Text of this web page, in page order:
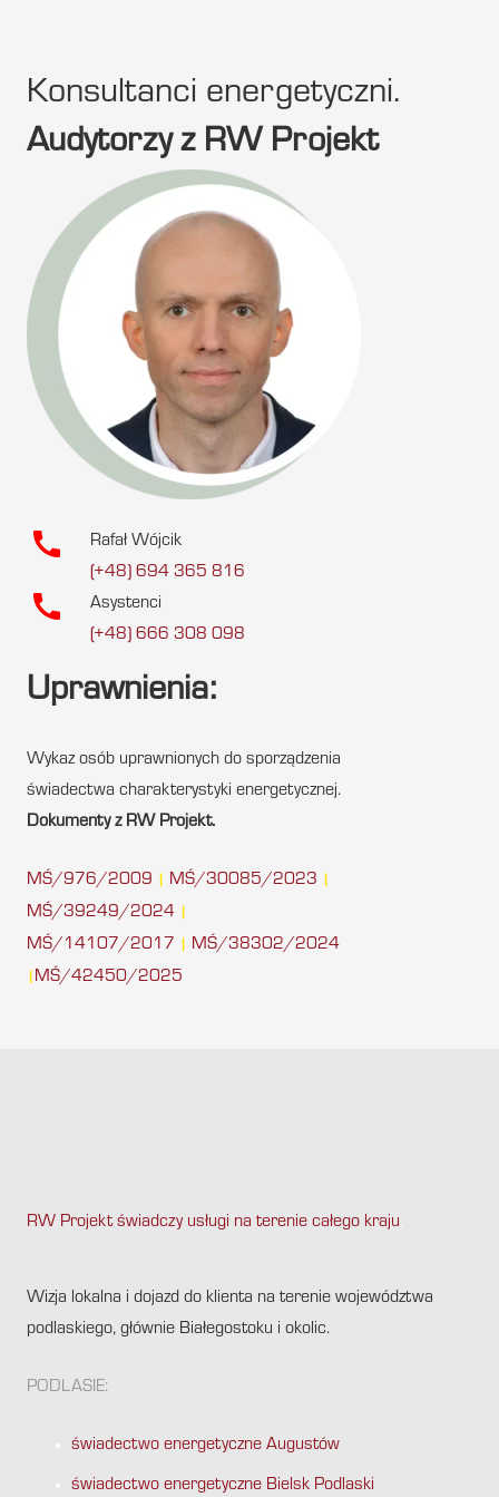
Konsultanci energetyczni.
Audytorzy z RW Projekt
call
Rafał Wójcik
(+48) 694 365 816
call
Asystenci
(+48) 666 308 098
Uprawnienia:
Wykaz osób uprawnionych do sporządzenia
świadectwa charakterystyki energetycznej.
Dokumenty z RW Projekt.
MŚ/976/2009 MŚ/30085/2023
MŚ/39249/2024
MŚ/14107/2017 MŚ/38302/2024
MŚ/42450/2025
RW Projekt świadczy usługi na terenie całego kraju
Wizja lokalna i dojazd do klienta na terenie województwa
podlaskiego, głównie Białegostoku i okolic.
PODLASIE:
świadectwo energetyczne Augustów
świadectwo energetyczne Bielsk Podlaski